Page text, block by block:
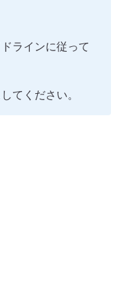
ラインに従って
てください。